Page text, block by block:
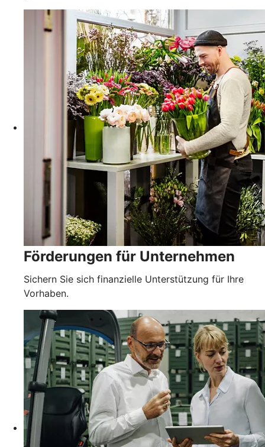
Förderungen für Unternehmen
Sichern Sie sich finanzielle Unterstützung für Ihre
Vorhaben.